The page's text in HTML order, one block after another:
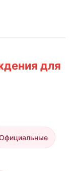
для